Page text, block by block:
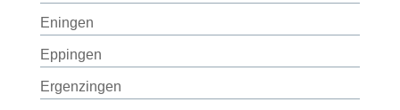
Eningen
Eppingen
Ergenzingen